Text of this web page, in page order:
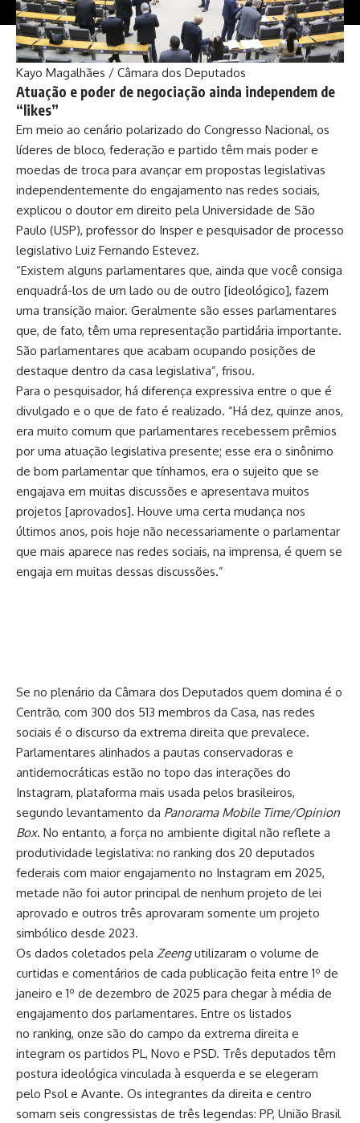
Kayo Magalhães / Câmara dos Deputados
Atuação e poder de negociação ainda independem de
“likes”
Em meio ao cenário polarizado do Congresso Nacional, os
líderes de bloco, federação e partido têm mais poder e
moedas de troca para avançar em propostas legislativas
independentemente do engajamento nas redes sociais,
explicou o doutor em direito pela Universidade de São
Paulo (USP), professor do Insper e pesquisador de processo
legislativo Luiz Fernando Estevez.
“Existem alguns parlamentares que, ainda que você consiga
enquadrá-los de um lado ou de outro [ideológico], fazem
uma transição maior. Geralmente são esses parlamentares
que, de fato, têm uma representação partidária importante.
São parlamentares que acabam ocupando posições de
destaque dentro da casa legislativa”, frisou.
Para o pesquisador, há diferença expressiva entre o que é
divulgado e o que de fato é realizado. “Há dez, quinze anos,
era muito comum que parlamentares recebessem prêmios
por uma atuação legislativa presente; esse era o sinônimo
de bom parlamentar que tínhamos, era o sujeito que se
engajava em muitas discussões e apresentava muitos
projetos [aprovados]. Houve uma certa mudança nos
últimos anos, pois hoje não necessariamente o parlamentar
que mais aparece nas redes sociais, na imprensa, é quem se
engaja em muitas dessas discussões.”
Se no plenário da Câmara dos Deputados quem domina é o
Centrão, com 300 dos 513 membros da Casa, nas redes
sociais é o discurso da extrema direita que prevalece.
Parlamentares alinhados a pautas conservadoras e
antidemocráticas estão no topo das interações do
Instagram, plataforma mais usada pelos brasileiros,
segundo levantamento da Panorama Mobile Time/Opinion
Box. No entanto, a força no ambiente digital não reflete a
produtividade legislativa: no ranking dos 20 deputados
federais com maior engajamento no Instagram em 2025,
metade não foi autor principal de nenhum projeto de lei
aprovado e outros três aprovaram somente um projeto
simbólico desde 2023.
Os dados coletados pela Zeengutilizaram o volume de
curtidas e comentários de cada publicação feita entre 1º de
janeiro e 1º de dezembro de 2025 para chegar à média de
engajamento dos parlamentares. Entre os listados
no ranking, onze são do campo da extrema direita e
integram os partidos PL, Novo e PSD. Três deputados têm
postura ideológica vinculada à esquerda e se elegeram
pelo Psol e Avante. Os integrantes da direita e centro
somam seis congressistas de três legendas: PP, União Brasil